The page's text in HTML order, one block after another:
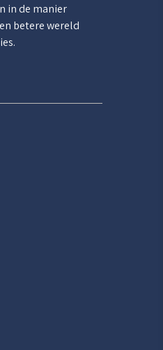
in de manier
betere wereld